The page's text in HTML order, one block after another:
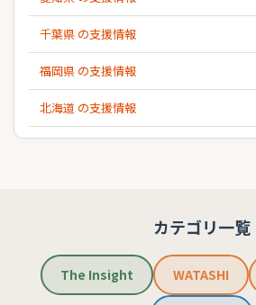
千葉県 の支援情報
福岡県 の支援情報
北海道 の支援情報
カテゴリ一覧
The Insight WATASHI